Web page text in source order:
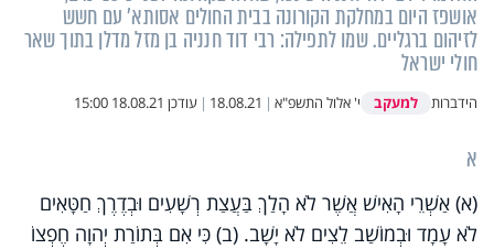
אושפז היום במחלקת הקורונה בבית החולים אסותא׳ עם חשש
לזיהום ברגליים. שמו לתפילה: רבי דוד חנניה בן מזל מדלן בתוך שאר
חולי ישראל
הידברות למעקב י' אלול התשפ"א |
18.08.21
| עודכן 18.08.21 15:00
א
(א) אַשְׁרֵי הָאִישׁ אֲשֶׁר לֹא הָלַךְ בַּעֲצַת רְשָׁעִים וּבְדֶרֶךְ חַטָּאִים
לֹא עָמָד וּבְמוֹשַׁב לֵצִים לֹא יָשָׁב. (ב) כִּי אִם בְּתוֹרַת יְהוָה חֶפְצוֹ